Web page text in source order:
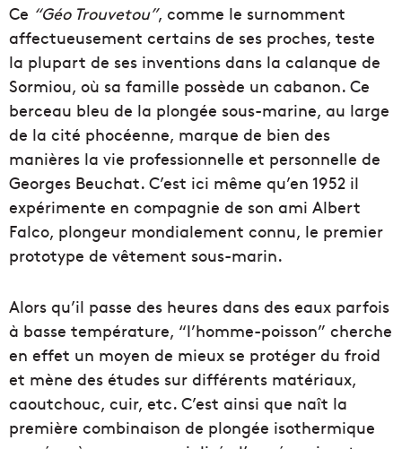
Ce “Géo Trouvetou”, comme le surnomment
affectueusement certains de ses proches, teste
la plupart de ses inventions dans la calanque de
Sormiou, où sa famille possède un cabanon. Ce
berceau bleu de la plongée sous-marine, au large
de la cité phocéenne, marque de bien des
manières la vie professionnelle et personnelle de
Georges Beuchat. C’est ici même qu’en 1952 il
expérimente en compagnie de son ami Albert
Falco, plongeur mondialement connu, le premier
prototype de vêtement sous-marin.
Alors qu’il passe des heures dans des eaux parfois
à basse température, “l’homme-poisson” cherche
en effet un moyen de mieux se protéger du froid
et mène des études sur différents matériaux,
caoutchouc, cuir, etc. C’est ainsi que naît la
première combinaison de plongée isothermique